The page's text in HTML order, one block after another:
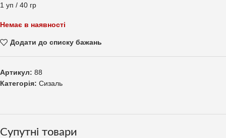
1 уп / 40 гр
Немає в наявності
Додати до списку бажань
Артикул: 88
Категорія: Сизаль
Супутні товари